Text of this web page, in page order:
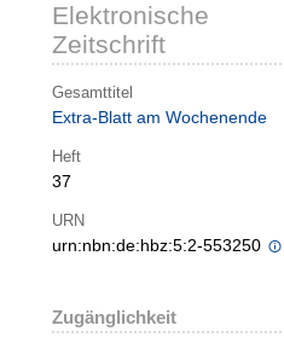
Elektronische
Zeitschrift
Gesamttitel
Extra-Blatt am Wochenende
Heft
37
URN
urn:nbn:de:hbz:5:2-553250
Zugänglichkeit